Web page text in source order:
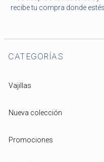
recibe tu compra donde estés.
CATEGORÍAS
Vajillas
Nueva colección
Promociones